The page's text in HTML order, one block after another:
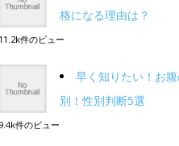
格になる理由は？
11.2k件のビュー
早く知りたい！お
別！性別判断5選
9.4k件のビュー